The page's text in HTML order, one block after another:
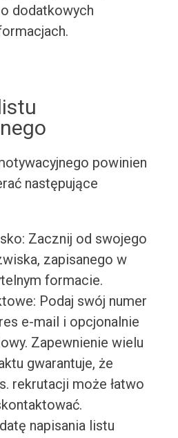
dodatkowych
powinien
następujące
Zacznij od swojego
zapisanego w
formacie.
Podaj swój numer
e-mail i opcjonalnie
Zapewnienie wielu
gwarantuje, że
rekrutacji może łatwo
napisania listu